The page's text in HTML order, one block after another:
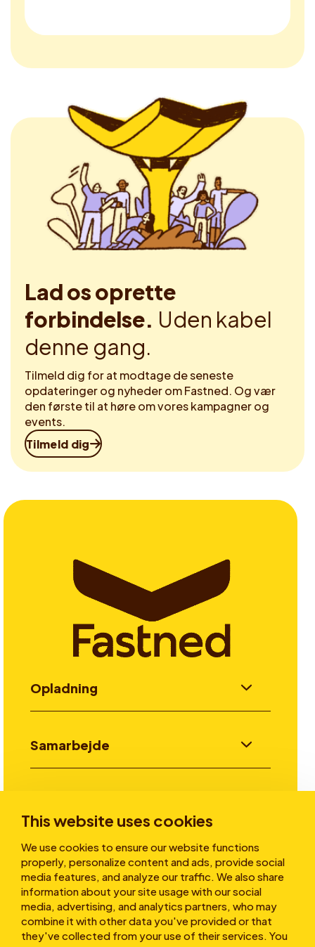
This website uses cookies
We use cookies to ensure our website functions
properly, personalize content and ads, provide social
media features, and analyze our traffic. We also share
information about your site usage with our social
media, advertising, and analytics partners, who may
combine it with other data you've provided or that
they've collected from your use of their services. You
Lad os oprette
forbindelse. Uden kabel
denne gang.
Tilmeld dig for at modtage de seneste
opdateringer og nyheder om Fastned. Og vær
den første til at høre om vores kampagner og
events.
Tilmeld dig
Opladning
Samarbejde
Historier
Om os